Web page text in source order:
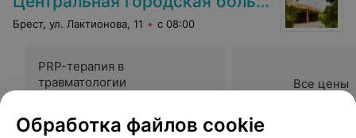
Брест, ул. Лактионова, 11 с 08:00
PRP-терапия в
травматологии
Все цены
Обработка файлов cookie